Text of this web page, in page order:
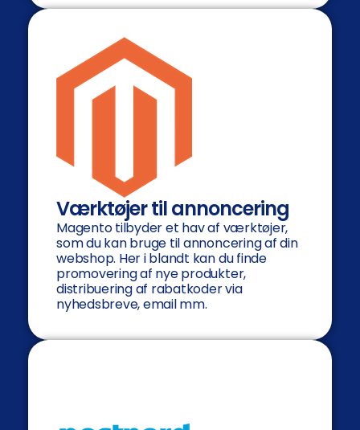
Værktøjer til annoncering
Magento tilbyder et hav af værktøjer,
som du kan bruge til annoncering af din
webshop. Her i blandt kan du finde
promovering af nye produkter,
distribuering af rabatkoder via
nyhedsbreve, email mm.